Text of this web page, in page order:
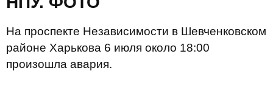
На проспекте Независимости в Шевченковском
районе Харькова 6 июля около 18:00
произошла авария.